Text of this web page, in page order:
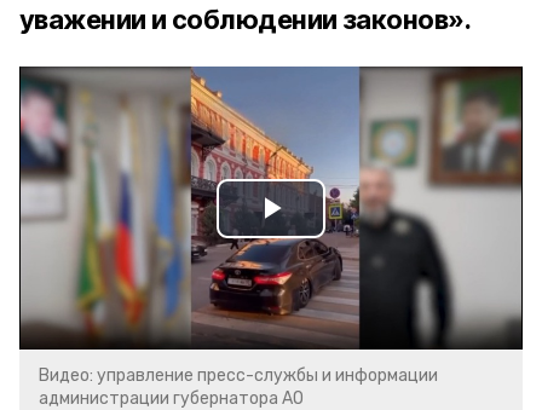
уважении и соблюдении законов».
Play
Video
Видео: управление пресс-службы и информации
администрации губернатора АО